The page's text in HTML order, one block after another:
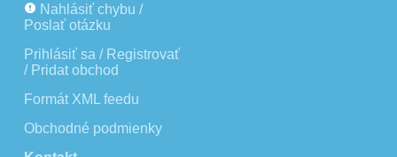
Nahlásiť chybu /
Poslať otázku
Prihlásiť sa / Registrovať
/ Pridat obchod
Formát XML feedu
Obchodné podmienky